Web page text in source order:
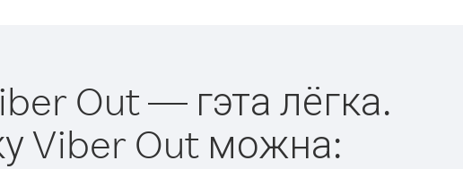
Out — гэта лёгка.
Viber Out можна: